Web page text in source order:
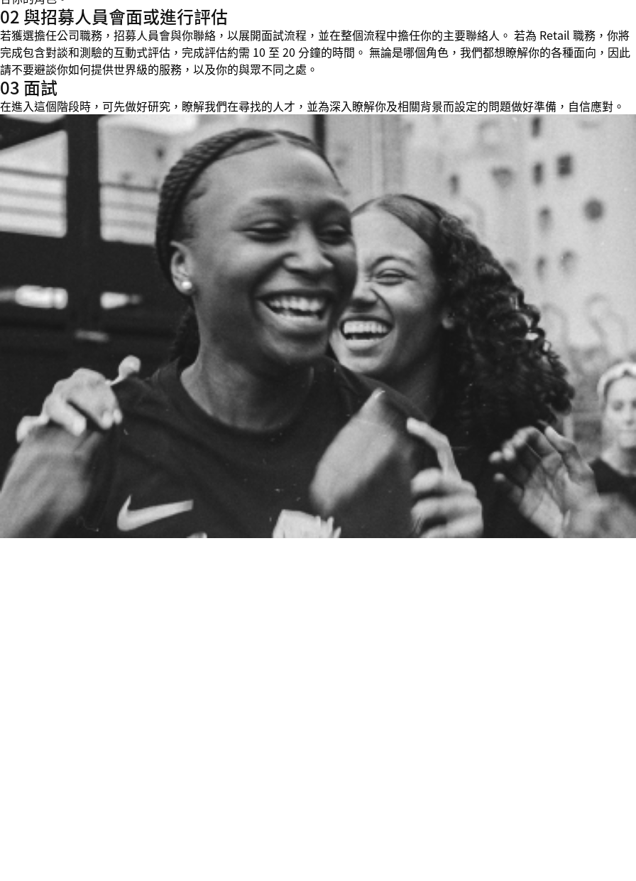
02 與招募人員會面或進行評估
若獲選擔任公司職務，招募人員會與你聯絡，以展開面試流程，並在整個流程中擔任你的主要聯絡人。 若為 Retail 職務，你將
完成包含對談和測驗的互動式評估，完成評估約需 10 至 20 分鐘的時間。 無論是哪個角色，我們都想瞭解你的各種面向，因此
請不要避談你如何提供世界級的服務，以及你的與眾不同之處。
03 面試
在進入這個階段時，可先做好研究，瞭解我們在尋找的人才，並為深入瞭解你及相關背景而設定的問題做好準備，自信應對。